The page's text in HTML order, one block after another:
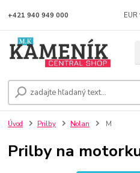
EUR
+421 940 949 000
Úvod Prilby Nolan M
Prilby na